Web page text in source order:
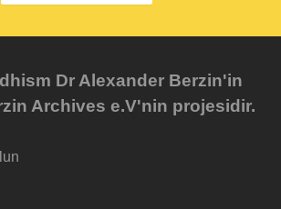
Dr Alexander Berzin'in
Archives e.V'nin projesidir.